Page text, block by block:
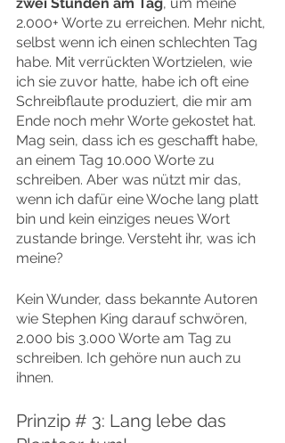
2.000+ Worte zu erreichen. Mehr nicht,
selbst wenn ich einen schlechten Tag
habe. Mit verrückten Wortzielen, wie
ich sie zuvor hatte, habe ich oft eine
Schreibflaute produziert, die mir am
Ende noch mehr Worte gekostet hat.
Mag sein, dass ich es geschafft habe,
an einem Tag 10.000 Worte zu
schreiben. Aber was nützt mir das,
wenn ich dafür eine Woche lang platt
bin und kein einziges neues Wort
zustande bringe. Versteht ihr, was ich
meine?
Kein Wunder, dass bekannte Autoren
wie Stephen King darauf schwören,
2.000 bis 3.000 Worte am Tag zu
schreiben. Ich gehöre nun auch zu
ihnen.
Prinzip # 3: Lang lebe das